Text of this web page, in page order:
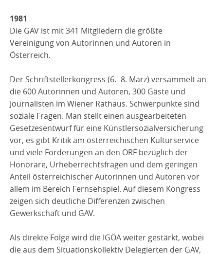
1981
Die GAV ist mit 341 Mitgliedern die größte
Vereinigung von Autorinnen und Autoren in
Österreich.
Der Schriftstellerkongress (6.- 8. März) versammelt an
die 600 Autorinnen und Autoren, 300 Gäste und
Journalisten im Wiener Rathaus. Schwerpunkte sind
soziale Fragen. Man stellt einen ausgearbeiteten
Gesetzesentwurf für eine Künstlersozialversicherung
vor, es gibt Kritik am österreichischen Kulturservice
und viele Forderungen an den ORF bezüglich der
Honorare, Urheberrechtsfragen und dem geringen
Anteil österreichischer Autorinnen und Autoren vor
allem im Bereich Fernsehspiel. Auf diesem Kongress
zeigen sich deutliche Differenzen zwischen
Gewerkschaft und GAV.
Als direkte Folge wird die IGÖA weiter gestärkt, wobei
die aus dem Situationskollektiv Delegierten der GAV,